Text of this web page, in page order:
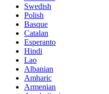
Swedish
Polish
Basque
Catalan
Esperanto
Hindi
Lao
Albanian
Amharic
Armenian